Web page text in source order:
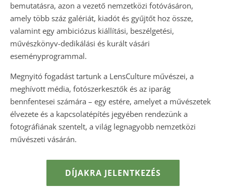
bemutatásra, azon a vezető nemzetközi fotóvásáron,
amely több száz galériát, kiadót és gyűjtőt hoz össze,
valamint egy ambiciózus kiállítási, beszélgetési,
művészkönyv-dedikálási és kurált vásári
eseményprogrammal.
Megnyitó fogadást tartunk a LensCulture művészei, a
meghívott média, fotószerkesztők és az iparág
bennfentesei számára – egy estére, amelyet a művészetek
élvezete és a kapcsolatépítés jegyében rendezünk a
fotográfiának szentelt, a világ legnagyobb nemzetközi
művészeti vásárán.
DÍJAKRA JELENTKEZÉS